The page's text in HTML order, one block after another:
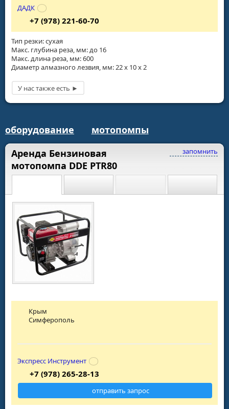
Тип резки: сухая
Макс. глубина реза, мм: до 16
Макс. длина реза, мм: 600
Диаметр алмазного лезвия, мм: 22 х 10 х 2
ДАДК
+7 (978) 221-60-70
оборудование мотопомпы
запомнить
Аренда Бензиновая
мотопомпа DDE PTR80
Крым
Симферополь
Экспресс Инструмент
+7 (978) 265-28-13
отправить запрос